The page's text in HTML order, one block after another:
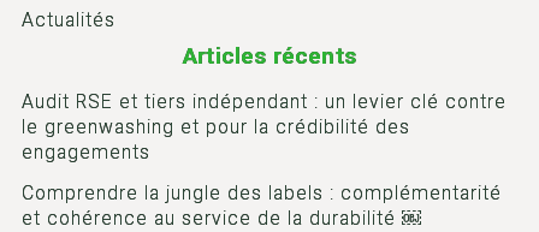
Actualités
Articles récents
Audit RSE et tiers indépendant : un levier clé contre
le greenwashing et pour la crédibilité des
engagements
Comprendre la jungle des labels : complémentarité
et cohérence au service de la durabilité ￼